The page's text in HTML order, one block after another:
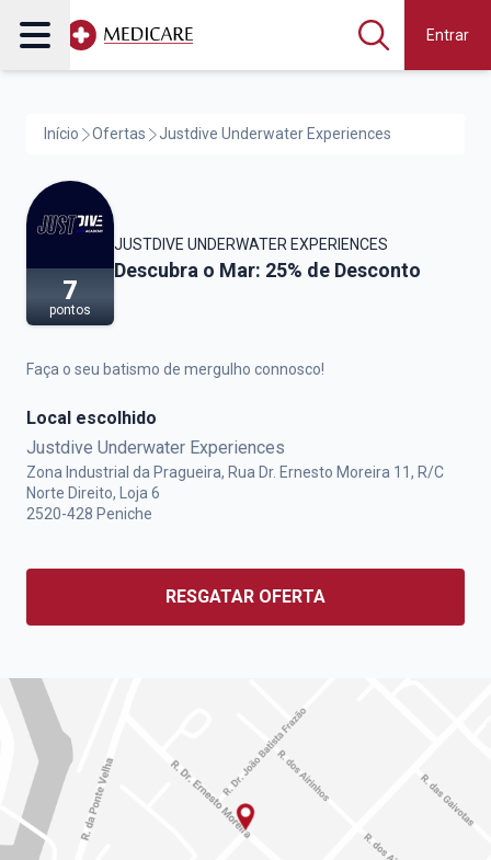
Entrar
Início Ofertas Justdive Underwater Experiences
7
pontos
JUSTDIVE UNDERWATER EXPERIENCES
Justdive Underwater Experiences,
Descubra o Mar: 25% de Desconto
Faça o seu batismo de mergulho connosco!
Local escolhido
Justdive Underwater Experiences
Zona Industrial da Pragueira, Rua Dr. Ernesto Moreira 11, R/C
Norte Direito, Loja 6
2520-428 Peniche
RESGATAR OFERTA